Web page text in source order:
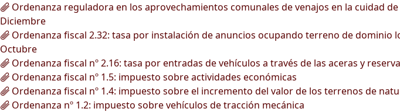
Ordenanza reguladora en los aprovechamientos comunales de venajos en la cuidad
Diciembre
Ordenanza fiscal 2.32: tasa por instalación de anuncios ocupando terreno de dominio
Octubre
Ordenanza fiscal nº 2.16: tasa por entradas de vehículos a través de las aceras y
Ordenanza fiscal nº 1.5: impuesto sobre actividades económicas
Ordenanza fiscal nº 1.4: impuesto sobre el incremento del valor de los terrenos de
Ordenanza nº 1.2: impuesto sobre vehículos de tracción mecánica